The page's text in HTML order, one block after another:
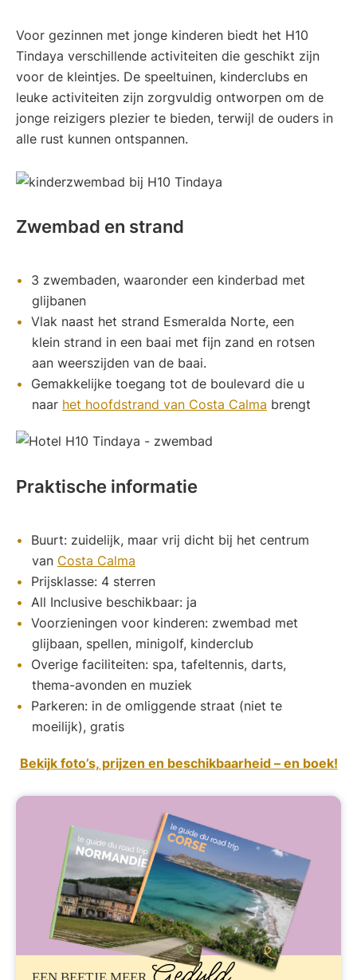
Voor gezinnen met jonge kinderen biedt het H10
Tindaya verschillende activiteiten die geschikt zijn
voor de kleintjes. De speeltuinen, kinderclubs en
leuke activiteiten zijn zorgvuldig ontworpen om de
jonge reizigers plezier te bieden, terwijl de ouders in
alle rust kunnen ontspannen.
Zwembad en strand
3 zwembaden, waaronder een kinderbad met
glijbanen
Vlak naast het strand Esmeralda Norte, een
klein strand in een baai met fijn zand en rotsen
aan weerszijden van de baai.
Gemakkelijke toegang tot de boulevard die u
naar het hoofdstrand van Costa Calma brengt
Praktische informatie
Buurt: zuidelijk, maar vrij dicht bij het centrum
van Costa Calma
Prijsklasse: 4 sterren
All Inclusive beschikbaar: ja
Voorzieningen voor kinderen: zwembad met
glijbaan, spellen, minigolf, kinderclub
Overige faciliteiten: spa, tafeltennis, darts,
thema-avonden en muziek
Parkeren: in de omliggende straat (niet te
moeilijk), gratis
Bekijk foto’s, prijzen en beschikbaarheid – en boek!
EEN BEETJE MEER